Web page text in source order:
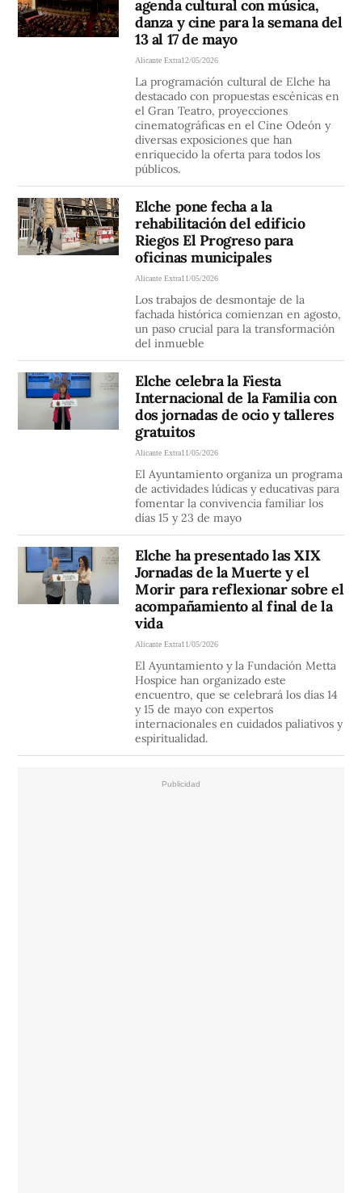
agenda cultural con música,
danza y cine para la semana del
13 al 17 de mayo
Alicante Extra12/05/2026
La programación cultural de Elche ha
destacado con propuestas escénicas en
el Gran Teatro, proyecciones
cinematográficas en el Cine Odeón y
diversas exposiciones que han
enriquecido la oferta para todos los
públicos.
Elche pone fecha a la
rehabilitación del edificio
Riegos El Progreso para
oficinas municipales
Alicante Extra11/05/2026
Los trabajos de desmontaje de la
fachada histórica comienzan en agosto,
un paso crucial para la transformación
del inmueble
Elche celebra la Fiesta
Internacional de la Familia con
dos jornadas de ocio y talleres
gratuitos
Alicante Extra11/05/2026
El Ayuntamiento organiza un programa
de actividades lúdicas y educativas para
fomentar la convivencia familiar los
días 15 y 23 de mayo
Elche ha presentado las XIX
Jornadas de la Muerte y el
Morir para reflexionar sobre el
acompañamiento al final de la
vida
Alicante Extra11/05/2026
El Ayuntamiento y la Fundación Metta
Hospice han organizado este
encuentro, que se celebrará los días 14
y 15 de mayo con expertos
internacionales en cuidados paliativos y
espiritualidad.